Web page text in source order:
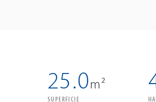
25.0m²
SUPERFICIE